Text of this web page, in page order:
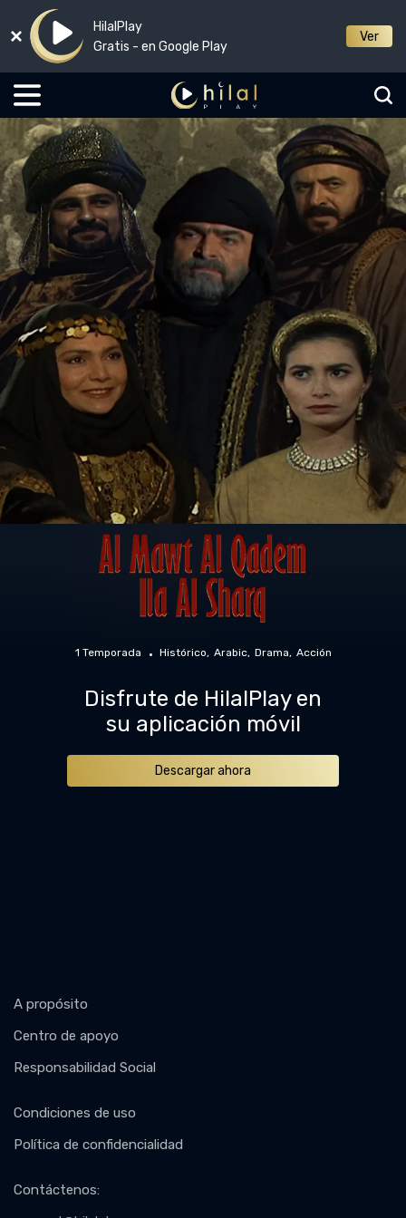
HilalPlay
Gratis - en Google Play
Ver
1 Temporada Histórico Arabic Drama Acción
Disfrute de HilalPlay en
su aplicación móvil
Descargar ahora
A propósito
Centro de apoyo
Responsabilidad Social
Condiciones de uso
Política de confidencialidad
Contáctenos: